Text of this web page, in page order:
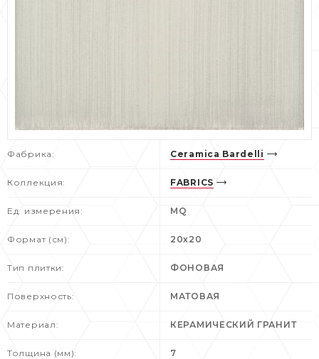
Фабрика: Ceramica Bardelli
Коллекция: FABRICS
Ед. измерения: MQ
Формат (см): 20x20
Тип плитки: ФОНОВАЯ
Поверхность: МАТОВАЯ
Материал: КЕРАМИЧЕСКИЙ ГРАНИТ
Толщина (мм): 7